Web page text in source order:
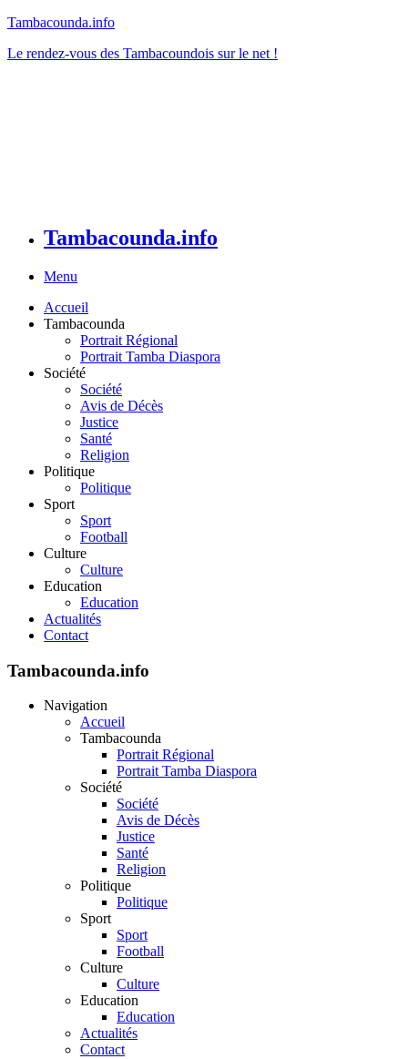
Tambacounda.info
Le rendez-vous des Tambacoundois sur le net !
Tambacounda.info
Menu
Accueil
Tambacounda
Portrait Régional
Portrait Tamba Diaspora
Société
Société
Avis de Décès
Justice
Santé
Religion
Politique
Politique
Sport
Sport
Football
Culture
Culture
Education
Education
Actualités
Contact
Tambacounda.info
Navigation
Accueil
Tambacounda
Portrait Régional
Portrait Tamba Diaspora
Société
Société
Avis de Décès
Justice
Santé
Religion
Politique
Politique
Sport
Sport
Football
Culture
Culture
Education
Education
Actualités
Contact